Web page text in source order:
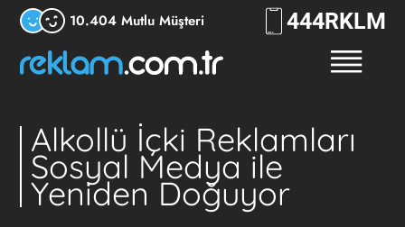
10.404 Mutlu Müşteri 444RKLM
Alkollü İçki Reklamları
Sosyal Medya ile
Yeniden Doğuyor